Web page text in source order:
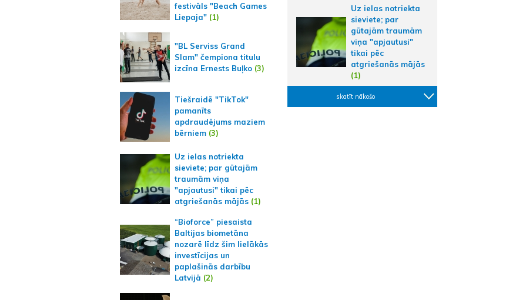
festivāls "Beach Games
Liepaja"(1)
"BL Serviss Grand
Slam" čempiona titulu
izcīna Ernests Buļko(3)
Tiešraidē "TikTok"
pamanīts
apdraudējums maziem
bērniem(3)
Uz ielas notriekta
sieviete; par gūtajām
traumām viņa
"apjautusi" tikai pēc
atgriešanās mājās(1)
“Bioforce” piesaista
Baltijas biometāna
nozarē līdz šim lielākās
investīcijas un
paplašinās darbību
Latvijā (2)
Uz ielas notriekta
sieviete; par
gūtajām traumām
viņa "apjautusi"
tikai pēc
atgriešanās mājās
(1)
skatīt nākošo